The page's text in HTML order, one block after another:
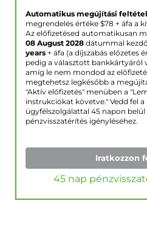
Automatikus megújítási
megrendelés értéke $78 + áfa a
Az előfizetésed automatikusan
08 August 2028 dátummal
years + áfa (a díjszabás előzetes
pedig a választott bankkártyáról
amíg le nem mondod az
megtehetsz legkésőbb a
"Aktív előfizetés" menüben a
instrukciókat követve." Vedd fel
ügyfélszolgálattal 45 napon belül
pénzvisszatérítés igényléséhez.
Iratkozzon
45 nap